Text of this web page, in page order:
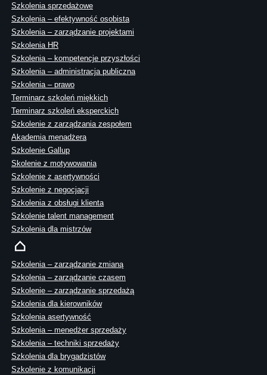
Szkolenia sprzedażowe
Szkolenia – efektywność osobista
Szkolenia – zarządzanie projektami
Szkolenia HR
Szkolenia – kompetencje przyszłości
Szkolenia – administracja publiczna
Szkolenia – prawo
Terminarz szkoleń miękkich
Terminarz szkoleń eksperckich
Szkolenie z zarządzania zespołem
Akademia menadżera
Szkolenie Gallup
Skolenie z motywowania
Szkolenie z asertywności
Szkolenie z negocjacji
Szkolenia z obsługi klienta
Szkolenie talent management
Szkolenia dla mistrzów
Szkolenia – zarządzanie zmianą
Szkolenia – zarządzanie czasem
Szkolenie – zarządzanie sprzedażą
Szkolenia dla kierowników
Szkolenia asertywność
Szkolenia – menedżer sprzedaży
Szkolenia – techniki sprzedaży
Szkolenia dla brygadzistów
Szkolenie z komunikacji